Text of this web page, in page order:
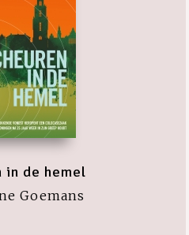
in de hemel
Goemans